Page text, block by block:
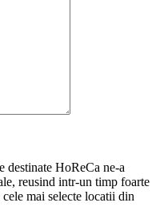
destinate HoReCa ne-a
reusind intr-un timp foarte
mai selecte locatii din